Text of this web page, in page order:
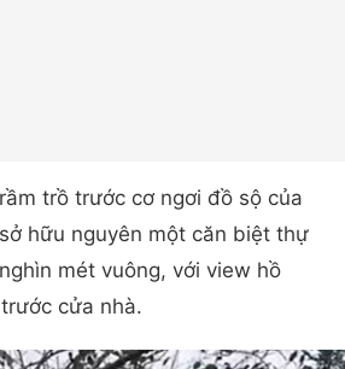
trồ trước cơ ngơi đồ sộ của
hữu nguyên một căn biệt thự
mét vuông, với view hồ
cửa nhà.